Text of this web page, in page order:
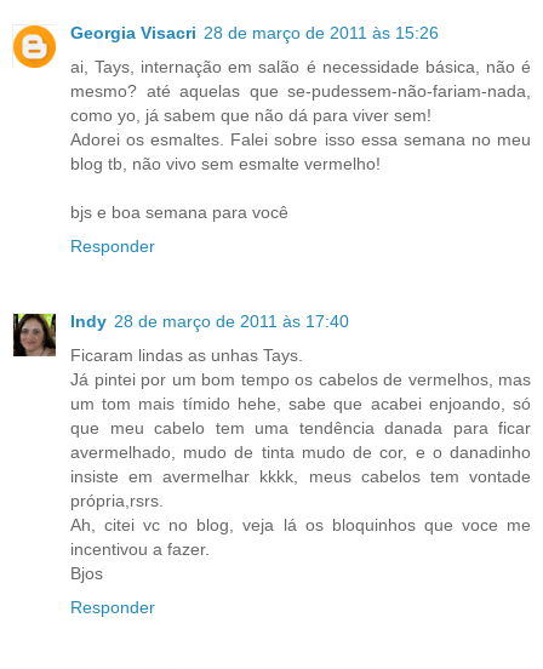
Georgia Visacri 28 de março de 2011 às 15:26
ai, Tays, internação em salão é necessidade básica, não é
mesmo? até aquelas que se-pudessem-não-fariam-nada,
como yo, já sabem que não dá para viver sem!
Adorei os esmaltes. Falei sobre isso essa semana no meu
blog tb, não vivo sem esmalte vermelho!
bjs e boa semana para você
Responder
Indy 28 de março de 2011 às 17:40
Ficaram lindas as unhas Tays.
Já pintei por um bom tempo os cabelos de vermelhos, mas
um tom mais tímido hehe, sabe que acabei enjoando, só
que meu cabelo tem uma tendência danada para ficar
avermelhado, mudo de tinta mudo de cor, e o danadinho
insiste em avermelhar kkkk, meus cabelos tem vontade
própria,rsrs.
Ah, citei vc no blog, veja lá os bloquinhos que voce me
incentivou a fazer.
Bjos
Responder